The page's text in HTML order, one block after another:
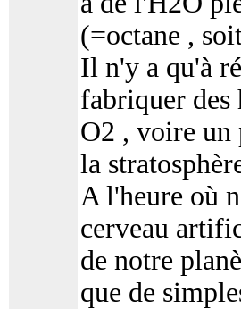
(=octane ,
Il n'y a qu'à
fabriquer des
O2 , voire un
la
A l'heure où
cerveau
de notre
que de